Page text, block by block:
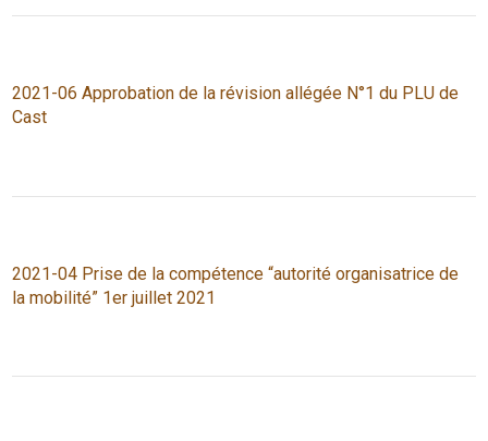
2021-06 Approbation de la révision allégée N°1 du PLU de
Cast
2021-04 Prise de la compétence “autorité organisatrice de
la mobilité” 1er juillet 2021